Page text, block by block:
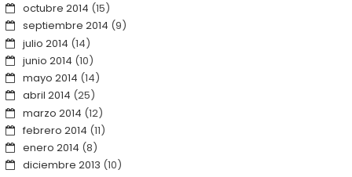
octubre 2014 (15)
septiembre 2014 (9)
julio 2014 (14)
junio 2014 (10)
mayo 2014 (14)
abril 2014 (25)
marzo 2014 (12)
febrero 2014 (11)
enero 2014 (8)
diciembre 2013 (10)